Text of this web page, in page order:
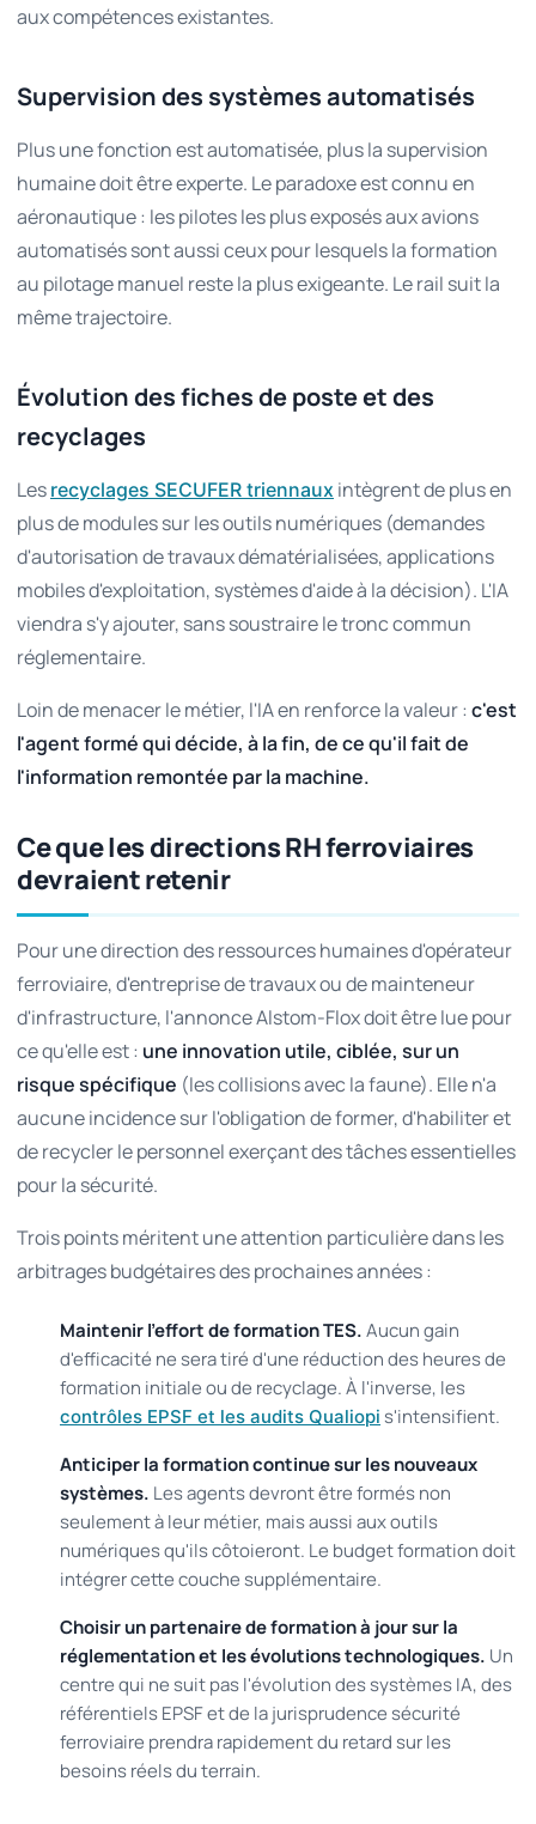
aux compétences existantes.
Supervision des systèmes automatisés
Plus une fonction est automatisée, plus la supervision
humaine doit être experte. Le paradoxe est connu en
aéronautique : les pilotes les plus exposés aux avions
automatisés sont aussi ceux pour lesquels la formation
au pilotage manuel reste la plus exigeante. Le rail suit la
même trajectoire.
Évolution des fiches de poste et des
recyclages
Les recyclages SECUFER triennaux intègrent de plus en
plus de modules sur les outils numériques (demandes
d'autorisation de travaux dématérialisées, applications
mobiles d'exploitation, systèmes d'aide à la décision). L'IA
viendra s'y ajouter, sans soustraire le tronc commun
réglementaire.
Loin de menacer le métier, l'IA en renforce la valeur : c'est
l'agent formé qui décide, à la fin, de ce qu'il fait de
l'information remontée par la machine.
Ce que les directions RH ferroviaires
devraient retenir
Pour une direction des ressources humaines d'opérateur
ferroviaire, d'entreprise de travaux ou de mainteneur
d'infrastructure, l'annonce Alstom-Flox doit être lue pour
ce qu'elle est : une innovation utile, ciblée, sur un
risque spécifique (les collisions avec la faune). Elle n'a
aucune incidence sur l'obligation de former, d'habiliter et
de recycler le personnel exerçant des tâches essentielles
pour la sécurité.
Trois points méritent une attention particulière dans les
arbitrages budgétaires des prochaines années :
Maintenir l'effort de formation TES.Aucun gain
d'efficacité ne sera tiré d'une réduction des heures de
formation initiale ou de recyclage. À l'inverse, les
contrôles EPSF et les audits Qualiopi s'intensifient.
Anticiper la formation continue sur les nouveaux
systèmes. Les agents devront être formés non
seulement à leur métier, mais aussi aux outils
numériques qu'ils côtoieront. Le budget formation doit
intégrer cette couche supplémentaire.
Choisir un partenaire de formation à jour sur la
réglementation et les évolutions technologiques. Un
centre qui ne suit pas l'évolution des systèmes IA, des
référentiels EPSF et de la jurisprudence sécurité
ferroviaire prendra rapidement du retard sur les
besoins réels du terrain.